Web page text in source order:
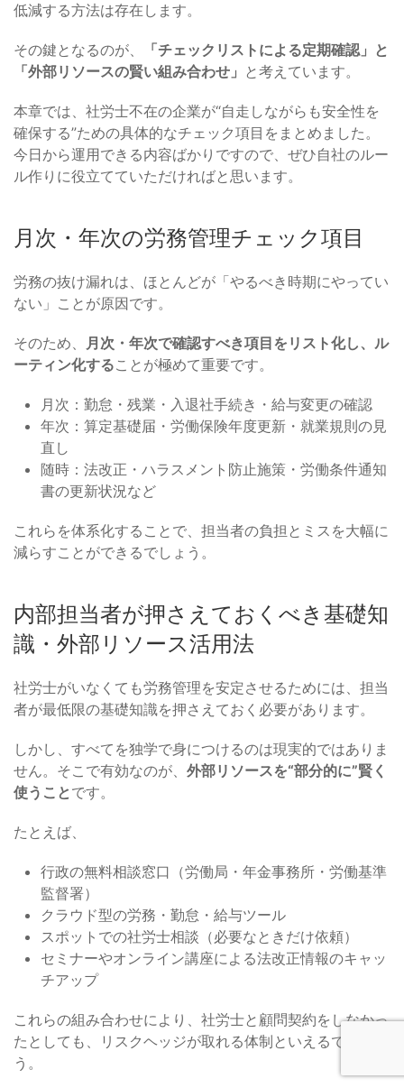
低減する方法は存在します。
その鍵となるのが、
「チェックリストによる定期確認」と
「外部リソースの賢い組み合わせ」 と考えています。
本章では、社労士不在の企業が“自走しながらも安全性を
確保する”ための具体的なチェック項目をまとめました。
今日から運用できる内容ばかりですので、ぜひ自社のルー
ル作りに役立てていただければと思います。
月次・年次の労務管理チェック項目
労務の抜け漏れは、ほとんどが「やるべき時期にやってい
ない」ことが原因です。
そのため、 月次・年次で確認すべき項目をリスト化し、ル
ーティン化することが極めて重要です。
月次：勤怠・残業・入退社手続き・給与変更の確認
年次：算定基礎届・労働保険年度更新・就業規則の見
直し
随時：法改正・ハラスメント防止施策・労働条件通知
書の更新状況など
これらを体系化することで、担当者の負担とミスを大幅に
減らすことができるでしょう。
内部担当者が押さえておくべき基礎知
識・外部リソース活用法
社労士がいなくても労務管理を安定させるためには、担当
者が最低限の基礎知識を押さえておく必要があります。
しかし、すべてを独学で身につけるのは現実的ではありま
せん。そこで有効なのが、 外部リソースを“部分的に”賢く
使うことです。
たとえば、
行政の無料相談窓口（労働局・年金事務所・労働基準
監督署）
クラウド型の労務・勤怠・給与ツール
スポットでの社労士相談（必要なときだけ依頼）
セミナーやオンライン講座による法改正情報のキャッ
チアップ
これらの組み合わせにより、社労士と顧問契約をしなかっ
たとしても、リスクヘッジが取れる体制といえるでしょ
う。